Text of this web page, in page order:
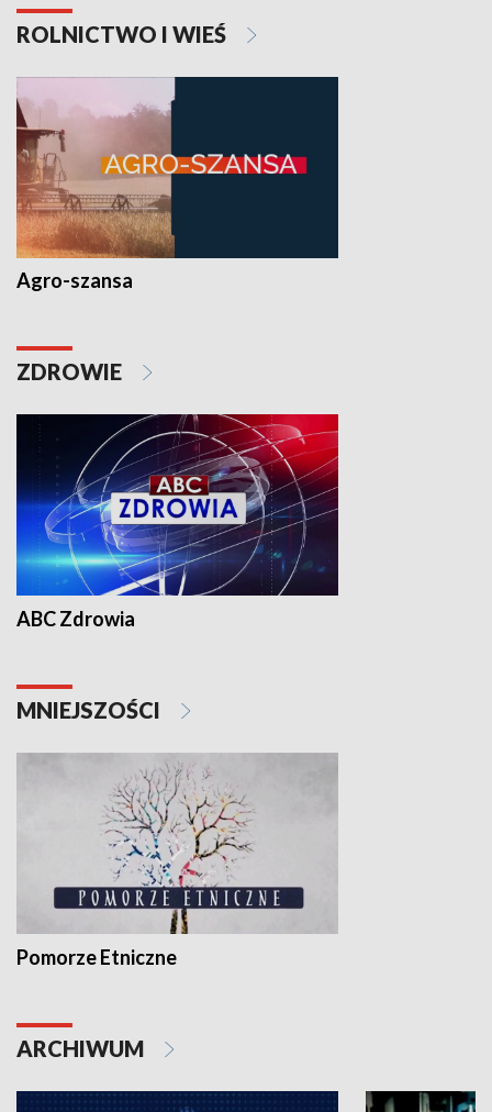
ROLNICTWO I WIEŚ
Agro-szansa
ZDROWIE
ABC Zdrowia
MNIEJSZOŚCI
Pomorze Etniczne
ARCHIWUM